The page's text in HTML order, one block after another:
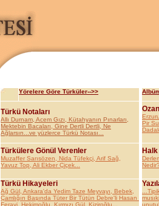
Yörelere Göre Türküler-->>
Türkü Notaları
Allı Durnam, Acem Gızı, Kütahyanın Pınarları,
Mektebin Bacaları, Gine Dertli Dertli, Ne
Ağlarsın...ve yüzlerce Türkü Notası...
Pir
Türkülere Gönül Verenler
Muzaffer Sarısözen, Nida Tüfekçi, Arif Sağ,
Yavuz Top, Ali Ekber Çiçek...
Türkü Hikayeleri
Ağ Gül, Ankara'da Yedim Taze Meyvayı, Bebek,
Çamlığın Başında Tüter Bir Tütün Debre'li Hasan
Ferayi, Hekimoğlu, Kırmızı Gül, Kiziroğlu...